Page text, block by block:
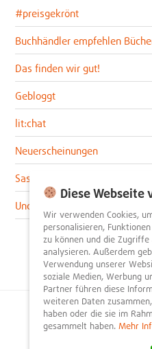
#preisgekrönt
Buchhändler empfehlen
Das finden wir gut!
Gebloggt
lit:chat
Neuerscheinungen
Sascha im lit:blog
Uncategorized
© 2026litnity – Bücher
Impressum
Diese Webseite
Wir verwenden Cookies,
personalisieren,
zu können und die
analysieren. Außerdem
Verwendung unserer
soziale Medien, Werbung
Partner führen diese
weiteren Daten
haben oder die sie im
gesammelt haben. Mehr